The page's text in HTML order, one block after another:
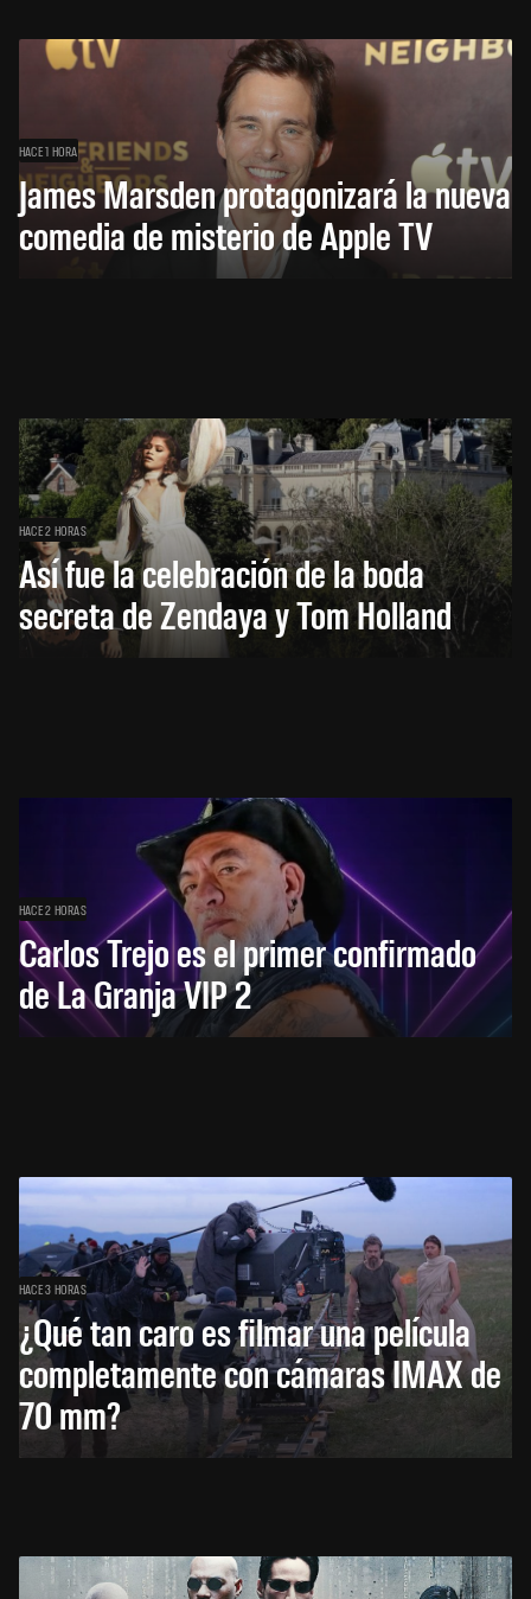
HACE 1 HORA
James Marsden protagonizará la nueva
comedia de misterio de Apple TV
HACE 2 HORAS
Así fue la celebración de la boda
secreta de Zendaya y Tom Holland
HACE 2 HORAS
Carlos Trejo es el primer confirmado
de La Granja VIP 2
HACE 3 HORAS
¿Qué tan caro es filmar una película
completamente con cámaras IMAX de
70 mm?